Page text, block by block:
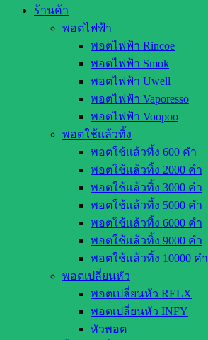
ร้านค้า
พอตไฟฟ้า
พอตไฟฟ้า Rincoe
พอตไฟฟ้า Smok
พอตไฟฟ้า Uwell
พอตไฟฟ้า Vaporesso
พอตไฟฟ้า Voopoo
พอตใช้แล้วทิ้ง
พอตใช้แล้วทิ้ง 600 คำ
พอตใช้แล้วทิ้ง 2000 คำ
พอตใช้แล้วทิ้ง 3000 คำ
พอตใช้แล้วทิ้ง 5000 คำ
พอตใช้แล้วทิ้ง 6000 คำ
พอตใช้แล้วทิ้ง 9000 คำ
พอตใช้แล้วทิ้ง 10000 คำ
พอตเปลี่ยนหัว
พอตเปลี่ยนหัว RELX
พอตเปลี่ยนหัว INFY
หัวพอต